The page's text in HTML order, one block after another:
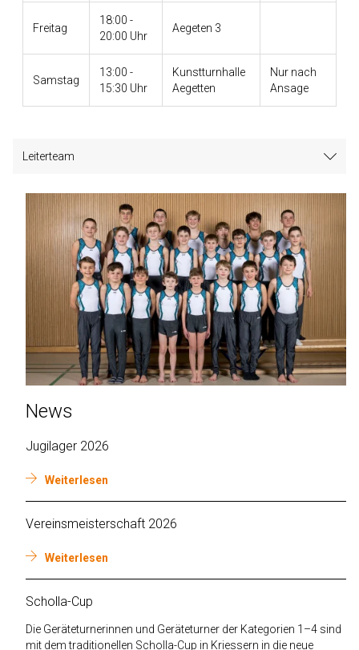
Freitag
18:00 -
20:00 Uhr
Aegeten 3
Samstag
13:00 -
15:30 Uhr
Kunstturnhalle
Aegetten
Nur nach
Ansage
Leiterteam
News
Jugilager 2026
Weiterlesen
Vereinsmeisterschaft 2026
Weiterlesen
Scholla-Cup
Die Geräteturnerinnen und Geräteturner der Kategorien 1–4 sind
mit dem traditionellen Scholla-Cup in Kriessern in die neue